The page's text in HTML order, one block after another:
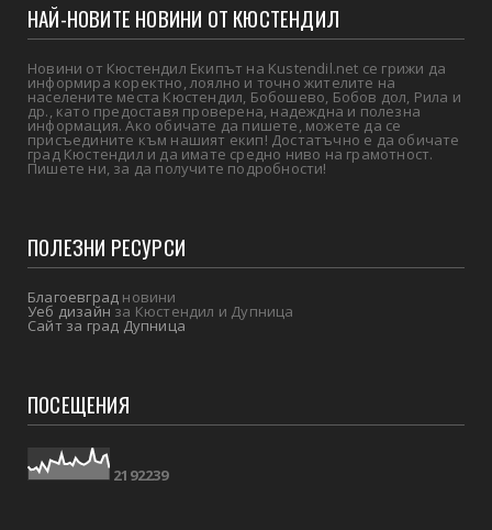
НАЙ-НОВИТЕ НОВИНИ ОТ КЮСТЕНДИЛ
Новини от Кюстендил Екипът на Kustendil.net се грижи да
информира коректно, лоялно и точно жителите на
населените места Кюстендил, Бобошево, Бобов дол, Рила и
др., като предоставя проверена, надеждна и полезна
информация. Ако обичате да пишете, можете да се
присъедините към нашият екип! Достатъчно е да обичате
град Кюстендил и да имате средно ниво на грамотност.
Пишете ни, за да получите подробности!
ПОЛЕЗНИ РЕСУРСИ
Благоевград новини
Уеб дизайнза Кюстендил и Дупница
Сайт за град Дупница
ПОСЕЩЕНИЯ
21 92239